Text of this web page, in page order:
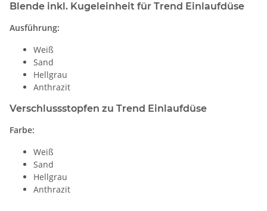
Blende inkl. Kugeleinheit für Trend Einlaufdüse
Ausführung:
Weiß
Sand
Hellgrau
Anthrazit
Verschlussstopfen zu Trend Einlaufdüse
Farbe:
Weiß
Sand
Hellgrau
Anthrazit